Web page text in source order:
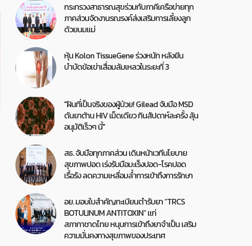
กระทรวงสาธารณสุขร่วมกับภาคีเครือข่ายทุก
ภาคส่วนจัดงานรณรงค์ส่งเสริมการเลี้ยงลูก
ด้วยนมแม่
หุ้น Kolon TissueGene ร่วงหนัก หลังยีน
บำบัดข้อเข่าเสื่อมล้มเหลวในระยะที่ 3
"ฝันที่เป็นจริงของผู้ป่วย! Gilead จับมือ MSD
ดันยาต้าน HIV เม็ดเดียว กินสัปดาห์ละครั้ง ลุ้น
อนุมัติเร็วๆ นี้"
สธ. จับมือทุกภาคส่วน เดินหน้าเวทีนโยบาย
สุขภาพปอด เร่งรับมือมะเร็งปอด-โรคปอด
เรื้อรัง ลดความเหลื่อมล้ำการเข้าถึงการรักษา
อย. มอบใบสำคัญทะเบียนตำรับยา “TRCS
BOTULINUM ANTITOXIN” แก่
สภากาชาดไทย หนุนการเข้าถึงยาจำเป็น เสริม
ความมั่นคงทางสุขภาพของประเทศ